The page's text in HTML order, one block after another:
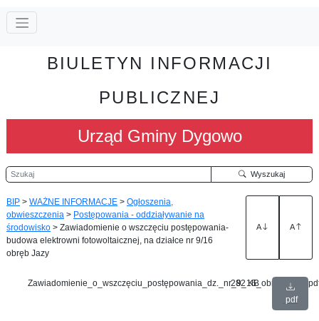
BIULETYN INFORMACJI
PUBLICZNEJ
Urząd Gminy Dygowo
Szukaj Wyszukaj
BIP > WAŻNE INFORMACJE > Ogłoszenia,
obwieszczenia > Postępowania - oddziaływanie na
środowisko > Zawiadomienie o wszczęciu postępowania-
budowa elektrowni fotowoltaicznej, na działce nr 9/16
obręb Jazy
A A
282 KB
pdf